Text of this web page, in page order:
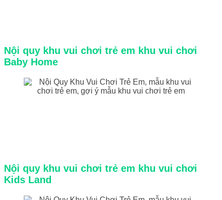
Nội quy khu vui chơi trẻ em khu vui chơi
Baby Home
Nội quy khu vui chơi trẻ em khu vui chơi
Kids Land